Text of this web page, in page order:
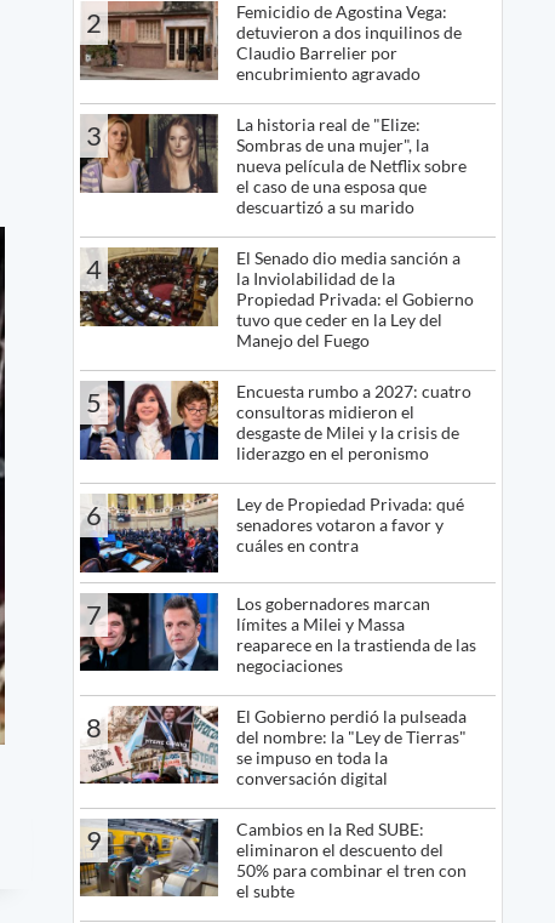
2
Femicidio de Agostina Vega:
detuvieron a dos inquilinos de
Claudio Barrelier por
encubrimiento agravado
3
La historia real de "Elize:
Sombras de una mujer", la
nueva película de Netflix sobre
el caso de una esposa que
descuartizó a su marido
4
El Senado dio media sanción a
la Inviolabilidad de la
Propiedad Privada: el Gobierno
tuvo que ceder en la Ley del
Manejo del Fuego
5
Encuesta rumbo a 2027: cuatro
consultoras midieron el
desgaste de Milei y la crisis de
liderazgo en el peronismo
6
Ley de Propiedad Privada: qué
senadores votaron a favor y
cuáles en contra
7
Los gobernadores marcan
límites a Milei y Massa
reaparece en la trastienda de las
negociaciones
8
El Gobierno perdió la pulseada
del nombre: la "Ley de Tierras"
se impuso en toda la
conversación digital
9
Cambios en la Red SUBE:
eliminaron el descuento del
50% para combinar el tren con
el subte